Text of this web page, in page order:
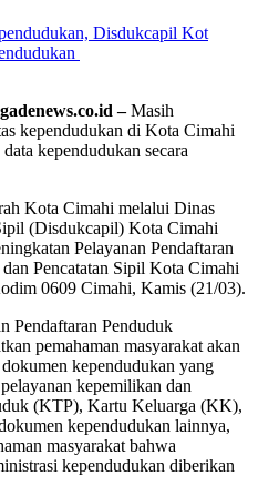
–Masih
kependudukan di Kota Cimahi
kependudukan secara
Kota Cimahi melalui Dinas
(Disdukcapil) Kota Cimahi
Pelayanan Pendaftaran
Pencatatan Sipil Kota Cimahi
0609 Cimahi, Kamis (21/03).
Pendaftaran Penduduk
pemahaman masyarakat akan
kependudukan yang
kepemilikan dan
(KTP), Kartu Keluarga (KK),
kependudukan lainnya,
masyarakat bahwa
kependudukan diberikan